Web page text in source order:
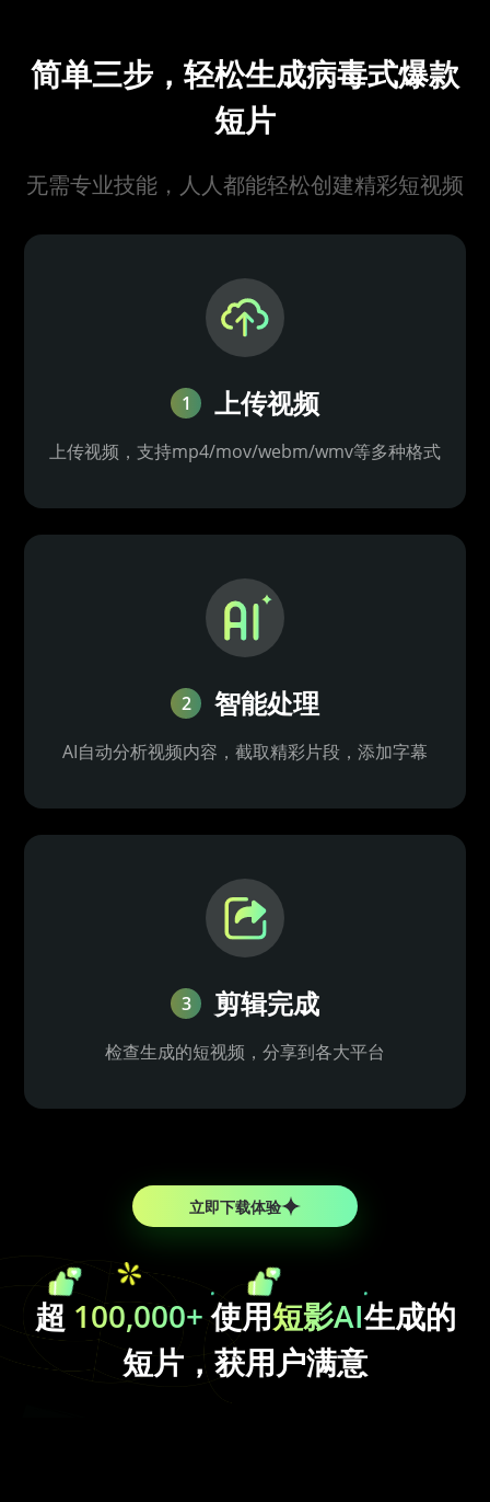
简单三步，轻松生成病毒式爆款
短片
无需专业技能，人人都能轻松创建精彩短视频
1 上传视频
上传视频，支持mp4/mov/webm/wmv等多种格式
2 智能处理
AI自动分析视频内容，截取精彩片段，添加字幕
3 剪辑完成
检查生成的短视频，分享到各大平台
立即下载体验
超 100,000+使用短影AI生成的
短片，获用户满意